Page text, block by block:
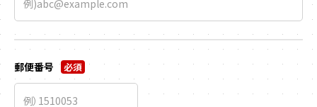
郵便番号 必須